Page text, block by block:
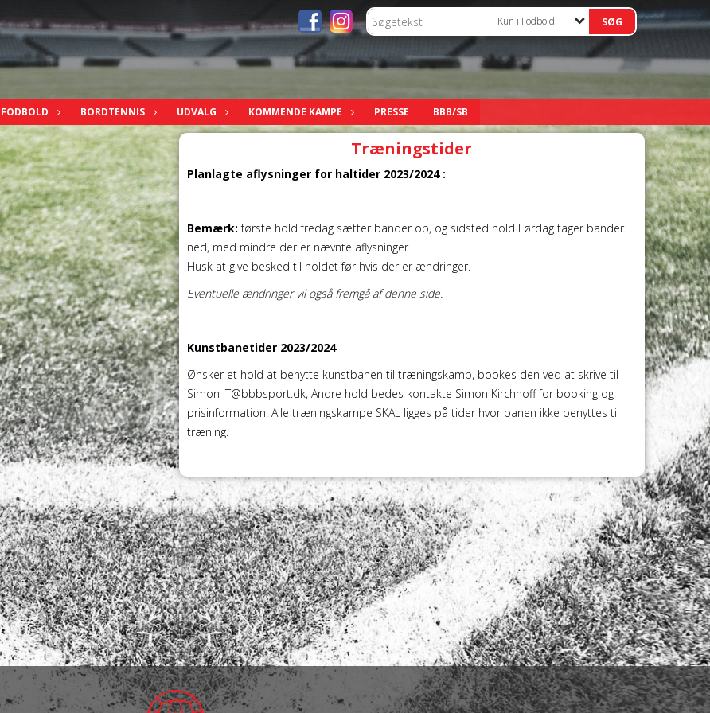
Kun i Fodbold
FODBOLD BORDTENNIS UDVALG KOMMENDE KAMPE PRESSE BBB/SB
Træningstider
Planlagte aflysninger for haltider 2023/2024 :
Bemærk: første hold fredag sætter bander op, og sidsted hold Lørdag tager bander
ned, med mindre der er nævnte aflysninger.
Husk at give besked til holdet før hvis der er ændringer.
Eventuelle ændringer vil også fremgå af denne side.
Kunstbanetider 2023/2024
Ønsker et hold at benytte kunstbanen til træningskamp, bookes den ved at skrive til
Simon IT@bbbsport.dk, Andre hold bedes kontakte Simon Kirchhoff for booking og
prisinformation. Alle træningskampe SKAL ligges på tider hvor banen ikke benyttes til
træning.